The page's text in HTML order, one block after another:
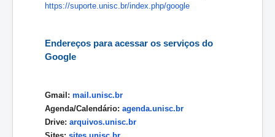
https://suporte.unisc.br/index.php/google
Endereços para acessar os serviços do
Google
Gmail: mail.unisc.br
Agenda/Calendário: agenda.unisc.br
Drive: arquivos.unisc.br